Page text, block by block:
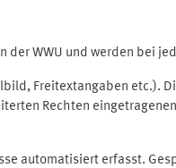
WWU und werden bei
Freitextangaben etc.).
Rechten
automatisiert erfasst.